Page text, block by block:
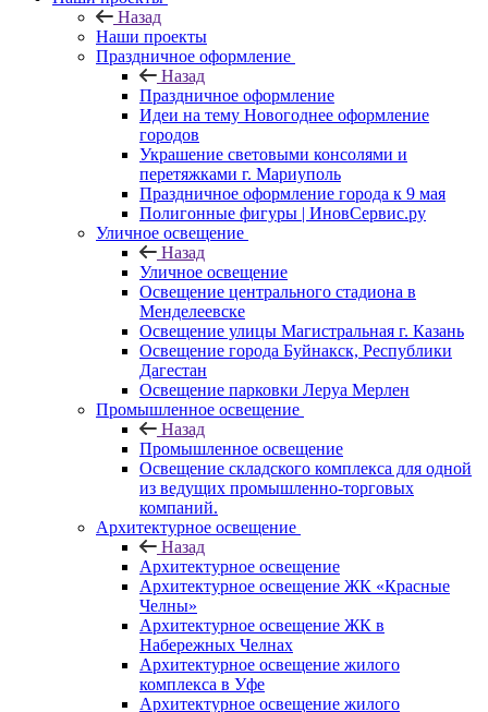
Назад
Наши проекты
Праздничное оформление
Назад
Праздничное оформление
Идеи на тему Новогоднее оформление
городов
Украшение световыми консолями и
перетяжками г. Мариуполь
Праздничное оформление города к 9 мая
Полигонные фигуры | ИновСервис.ру
Уличное освещение
Назад
Уличное освещение
Освещение центрального стадиона в
Менделеевске
Освещение улицы Магистральная г. Казань
Освещение города Буйнакск, Республики
Дагестан
Освещение парковки Леруа Мерлен
Промышленное освещение
Назад
Промышленное освещение
Освещение складского комплекса для одной
из ведущих промышленно-торговых
компаний.
Архитектурное освещение
Назад
Архитектурное освещение
Архитектурное освещение ЖК «Красные
Челны»
Архитектурное освещение ЖК в
Набережных Челнах
Архитектурное освещение жилого
комплекса в Уфе
Архитектурное освещение жилого